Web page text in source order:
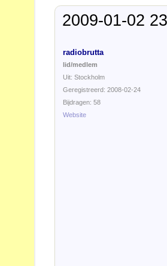
2009-01-02
radiobrutta
lid/medlem
Uit: Stockholm
Geregistreerd: 2008-02-24
Bijdragen: 58
Website